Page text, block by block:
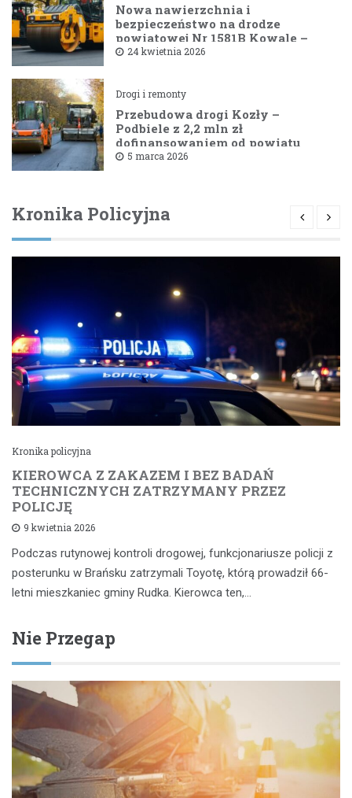
Nowa nawierzchnia i
bezpieczeństwo na drodze
powiatowej Nr 1581B Kowale –
Filipy
24 kwietnia 2026
Drogi i remonty
Przebudowa drogi Kozły –
Podbiele z 2,2 mln zł
dofinansowaniem od powiatu
bielskiego
5 marca 2026
Kronika Policyjna
Kronika policyjna
KIEROWCA Z ZAKAZEM I BEZ BADAŃ
TECHNICZNYCH ZATRZYMANY PRZEZ
POLICJĘ
9 kwietnia 2026
Podczas rutynowej kontroli drogowej, funkcjonariusze policji z
posterunku w Brańsku zatrzymali Toyotę, którą prowadził 66-
letni mieszkaniec gminy Rudka. Kierowca ten,…
Nie Przegap